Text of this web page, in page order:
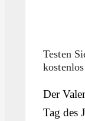
Testen
kostenlos
Der
Tag des